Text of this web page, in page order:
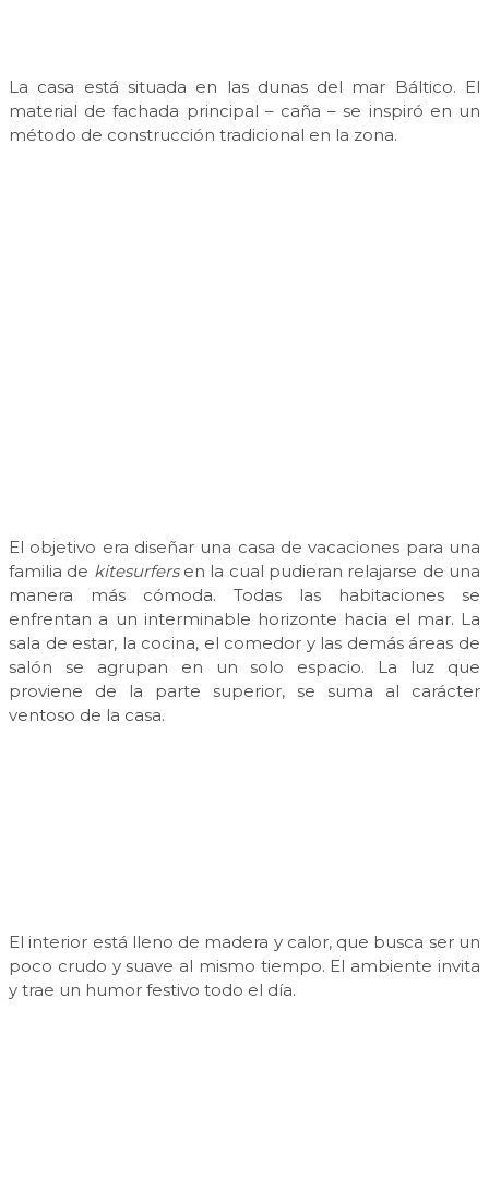
La casa está situada en las dunas del mar Báltico. El
material de fachada principal – caña – se inspiró en un
método de construcción tradicional en la zona.
El objetivo era diseñar una casa de vacaciones para una
familia de kitesurfers en la cual pudieran relajarse de una
manera más cómoda. Todas las habitaciones se
enfrentan a un interminable horizonte hacia el mar. La
sala de estar, la cocina, el comedor y las demás áreas de
salón se agrupan en un solo espacio. La luz que
proviene de la parte superior, se suma al carácter
ventoso de la casa.
El interior está lleno de madera y calor, que busca ser un
poco crudo y suave al mismo tiempo. El ambiente invita
y trae un humor festivo todo el día.